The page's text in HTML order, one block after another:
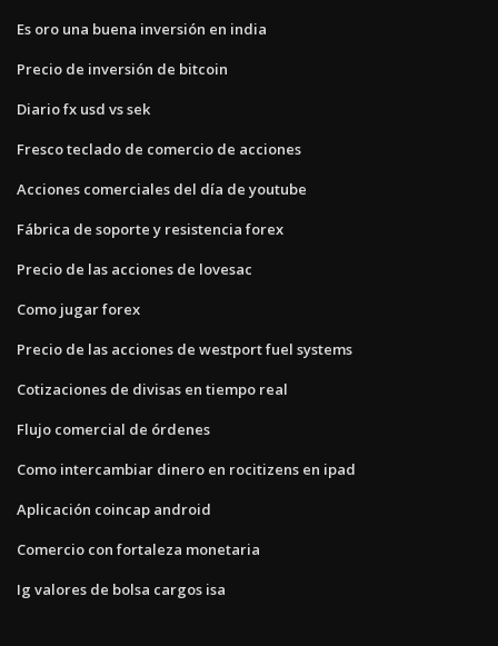
Es oro una buena inversión en india
Precio de inversión de bitcoin
Diario fx usd vs sek
Fresco teclado de comercio de acciones
Acciones comerciales del día de youtube
Fábrica de soporte y resistencia forex
Precio de las acciones de lovesac
Como jugar forex
Precio de las acciones de westport fuel systems
Cotizaciones de divisas en tiempo real
Flujo comercial de órdenes
Como intercambiar dinero en rocitizens en ipad
Aplicación coincap android
Comercio con fortaleza monetaria
Ig valores de bolsa cargos isa